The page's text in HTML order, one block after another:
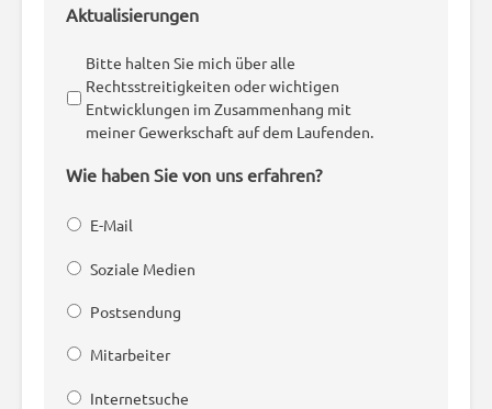
Aktualisierungen
Bitte halten Sie mich über alle
Rechtsstreitigkeiten oder wichtigen
Entwicklungen im Zusammenhang mit
meiner Gewerkschaft auf dem Laufenden.
Wie haben Sie von uns erfahren?
E-Mail
Soziale Medien
Postsendung
Mitarbeiter
Internetsuche